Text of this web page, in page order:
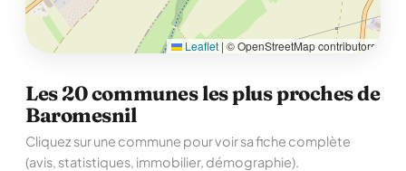
Leaflet | © OpenStreetMap contributors
Les 20 communes les plus proches de
Baromesnil
Cliquez sur une commune pour voir sa fiche complète
(avis, statistiques, immobilier, démographie).